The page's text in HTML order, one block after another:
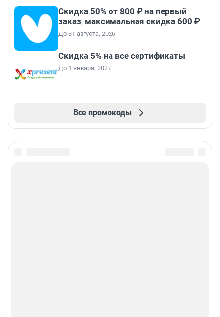
Скидка 50% от 800 ₽ на первый
заказ, максимальная скидка 600 ₽
До 31 августа, 2026
Скидка 5% на все сертификаты
До 1 января, 2027
Все промокоды